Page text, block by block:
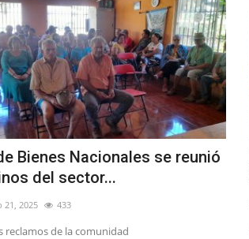
Bienes Nacionales se reunió
del sector...
21, 2025 433
reclamos de la comunidad